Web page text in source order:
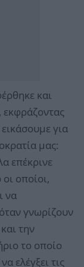
και
εκφράζοντας
για
μας:
επέκρινε
οποίοι,
να
γνωρίζουν
την
το οποίο
ελέγξει τις